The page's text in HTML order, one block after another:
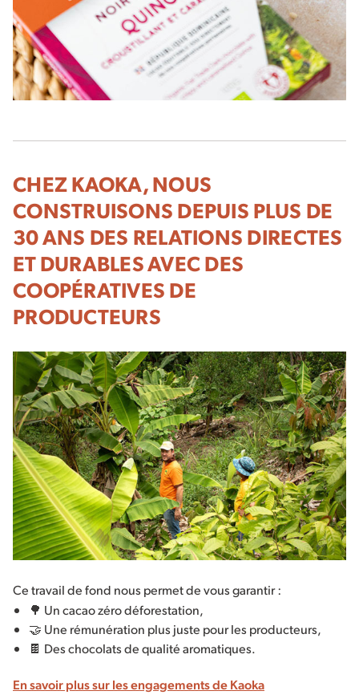
CHEZ KAOKA, NOUS
CONSTRUISONS DEPUIS PLUS DE
30 ANS DES RELATIONS DIRECTES
ET DURABLES AVEC DES
COOPÉRATIVES DE
PRODUCTEURS
Ce travail de fond nous permet de vous garantir :
🌳 Un cacao zéro déforestation,
🤝 Une rémunération plus juste pour les producteurs,
🍫 Des chocolats de qualité aromatiques.
En savoir plus sur les engagements de Kaoka